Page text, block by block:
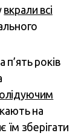
вкрали всі
років
на
їм зберігати